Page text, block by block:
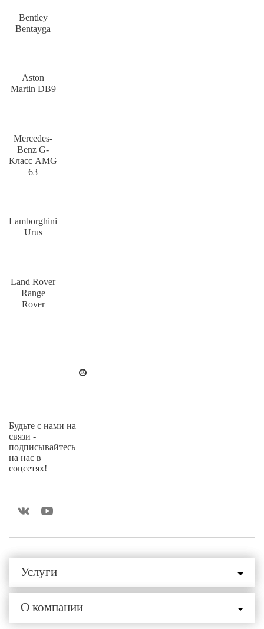
Bentley
Bentayga
Aston
Martin DB9
Mercedes-
Benz G-
Класс AMG
63
Lamborghini
Urus
Land Rover
Range
Rover
Будьте с нами на
связи -
подписывайтесь
на нас в
соцсетях!
Услуги
О компании